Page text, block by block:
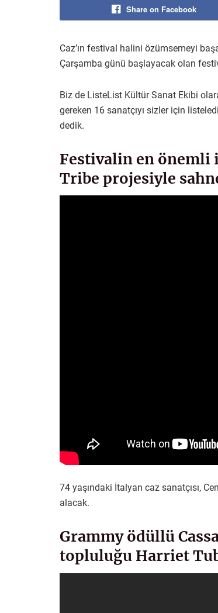
Share on Facebook
Caz’ın festival halini özümsemeyi
Çarşamba günü başlayacak olan
Biz de ListeList Kültür Sanat Ekibi
gereken 16 sanatçıyı sizler için
dedik.
Festivalin en önemli
Tribe projesiyle
74 yaşındaki İtalyan caz sanatçısı,
alacak.
Grammy ödüllü
topluluğu Harriet